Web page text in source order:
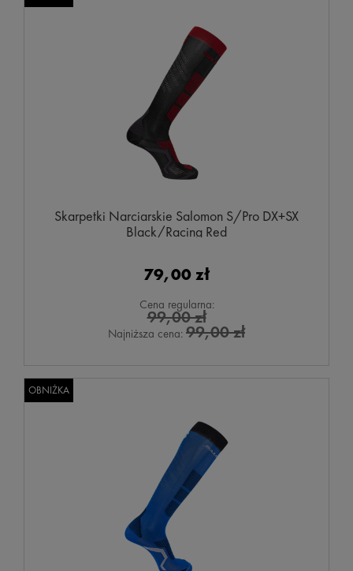
Skarpetki Narciarskie Salomon S/Pro DX+SX
Black/Racing Red
79,00 zł
Cena regularna:
99,00 zł
Najniższa cena: 99,00 zł
OBNIŻKA